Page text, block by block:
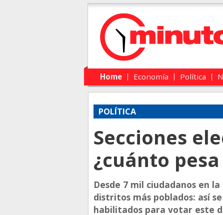
Main menu
Skip to primary content
Skip to secondary content
Home Economía Política
POLÍTICA
Secciones
¿cuánto
Desde 7 mil ciudadanos en
distritos más poblados: así
habilitados para votar este